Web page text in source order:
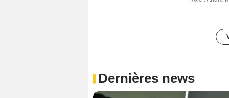
Dernières news